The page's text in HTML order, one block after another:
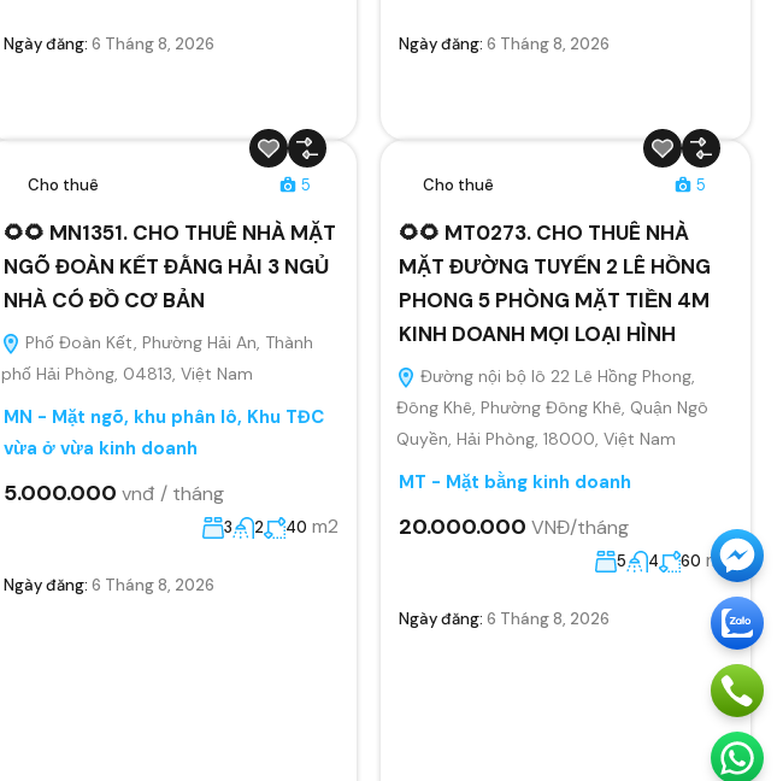
Ngày đăng: 6 Tháng 8, 2026 Ngày đăng: 6 Tháng 8, 2026
Cho thuê 5
🌻🌻 MN1351. CHO THUÊ NHÀ MẶT
NGÕ ĐOÀN KẾT ĐẰNG HẢI 3 NGỦ
NHÀ CÓ ĐỒ CƠ BẢN
Phố Đoàn Kết, Phường Hải An, Thành
phố Hải Phòng, 04813, Việt Nam
MN - Mặt ngõ, khu phân lô, Khu TĐC
vừa ở vừa kinh doanh
5.000.000 vnđ / tháng
3 2 40 m2
Ngày đăng: 6 Tháng 8, 2026
Cho thuê 5
🌻🌻 MT0273. CHO THUÊ NHÀ
MẶT ĐƯỜNG TUYẾN 2 LÊ HỒNG
PHONG 5 PHÒNG MẶT TIỀN 4M
KINH DOANH MỌI LOẠI HÌNH
Đường nội bộ lô 22 Lê Hồng Phong,
Đông Khê, Phường Đông Khê, Quận Ngô
Quyền, Hải Phòng, 18000, Việt Nam
MT - Mặt bằng kinh doanh
20.000.000 VNĐ/tháng
5 4 60 m2
Ngày đăng: 6 Tháng 8, 2026